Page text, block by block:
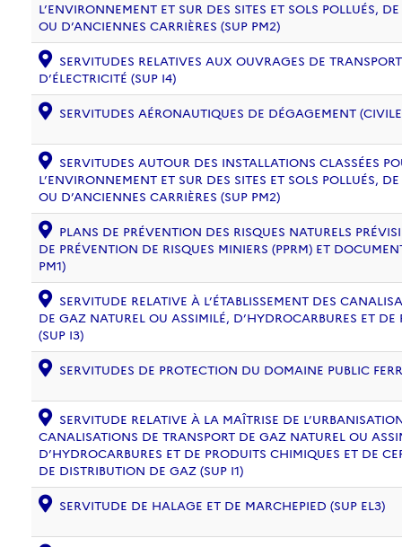
L’ENVIRONNEMENT ET SUR DES SITES ET SOLS POLLUÉS,
OU D’ANCIENNES CARRIÈRES (SUP PM2)
SERVITUDES RELATIVES AUX OUVRAGES DE
D’ÉLECTRICITÉ (SUP I4)
SERVITUDES AÉRONAUTIQUES DE DÉGAGEMENT
SERVITUDES AUTOUR DES INSTALLATIONS CLASSÉES
L’ENVIRONNEMENT ET SUR DES SITES ET SOLS POLLUÉS,
OU D’ANCIENNES CARRIÈRES (SUP PM2)
PLANS DE PRÉVENTION DES RISQUES NATURELS
DE PRÉVENTION DE RISQUES MINIERS (PPRM) ET
PM1)
SERVITUDE RELATIVE À L’ÉTABLISSEMENT DES
DE GAZ NATUREL OU ASSIMILÉ, D’HYDROCARBURES ET
(SUP I3)
SERVITUDES DE PROTECTION DU DOMAINE PUBLIC
SERVITUDE RELATIVE À LA MAÎTRISE DE
CANALISATIONS DE TRANSPORT DE GAZ NATUREL OU
D’HYDROCARBURES ET DE PRODUITS CHIMIQUES ET DE
DE DISTRIBUTION DE GAZ (SUP I1)
SERVITUDE DE HALAGE ET DE MARCHEPIED (SUP EL3)